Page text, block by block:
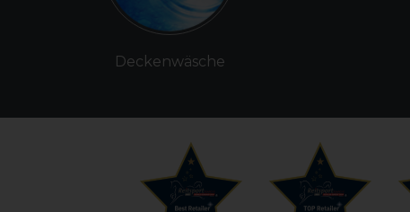
Deckenwäsche